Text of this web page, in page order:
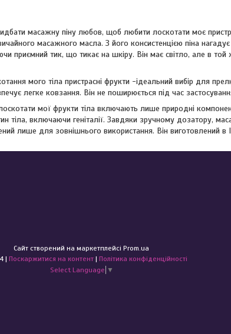
масажну піну любов, щоб любити лоскотати моє
масажного масла. З його консистенцією піна
приємний тик, що тикає на шкіру. Він має світло, але в
мого тіла пристрасні фрукти -ідеальний вибір для
легке ковзання. Він не поширюється під час
мої фрукти тіла включають лише природні
тіла, включаючи геніталії. Завдяки зручному дозатору,
лише для зовнішнього використання. Він виготовлений в
Сайт створений на маркетплейсі Prom.ua
Shop-24 | Поскаржитися на контент | Політика конфіденційності
Select Language ▼